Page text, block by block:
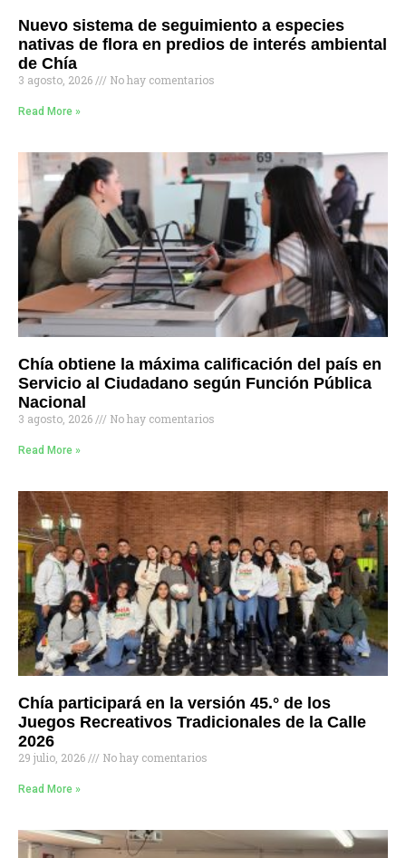
Nuevo sistema de seguimiento a especies
nativas de flora en predios de interés ambiental
de Chía
3 agosto, 2026 No hay comentarios
Read More »
Chía obtiene la máxima calificación del país en
Servicio al Ciudadano según Función Pública
Nacional
3 agosto, 2026 No hay comentarios
Read More »
Chía participará en la versión 45.° de los
Juegos Recreativos Tradicionales de la Calle
2026
29 julio, 2026 No hay comentarios
Read More »